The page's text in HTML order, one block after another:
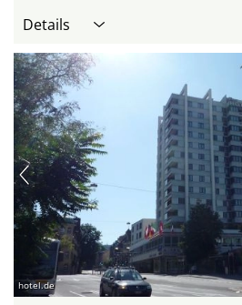
Details
hotel.de